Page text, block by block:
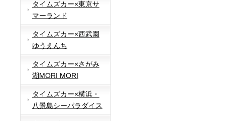
タイムズカー×東京サ
マーランド
タイムズカー×西武園
ゆうえんち
タイムズカー×さがみ
湖MORI MORI
タイムズカー×横浜・
八景島シーパラダイス